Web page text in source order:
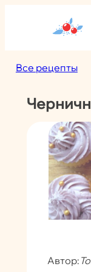
Все рецепты
Автор: